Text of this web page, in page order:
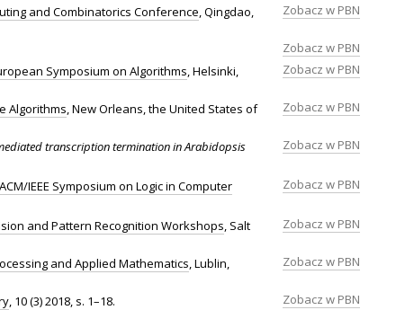
and Combinatorics Conference , Qingdao,
Zobacz w PBN
Zobacz w PBN
Symposium on Algorithms , Helsinki,
Zobacz w PBN
Algorithms , New Orleans, the United States of
Zobacz w PBN
transcription termination in Arabidopsis
Zobacz w PBN
IEEE Symposium on Logic in Computer
Zobacz w PBN
and Pattern Recognition Workshops , Salt
Zobacz w PBN
and Applied Mathematics , Lublin,
Zobacz w PBN
, 10 (3) 2018, s. 1–18.
Zobacz w PBN